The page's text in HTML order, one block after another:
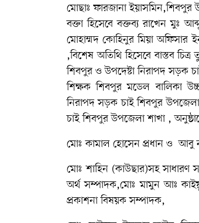
মোছাঃ ফারজানা ইয়াসমিন,শিবপুর
বক্তা হিসেবে বক্তব্য রাখেন মুঃ
মোহাম্মদ কোহিনুর মিয়া অফিসার
,বিশেষ অতিথি হিসেবে বাস্তব
শিবপুর ও উপদেষ্টা নিরাপদ সড়ক
শিক্ষক শিবপুর মডেল বালিকা
নিরাপদ সড়ক চাই শিবপুর
চাই শিবপুর উপজেলা শাখা ,
মোঃ কামাল হোসেন প্রধান ও আবু
মোঃ শাহিন (কাউছার)সহ সাধারণ
অর্থ সম্পাদক,মোঃ মামুন আঃ
প্রকাশনা বিষয়ক সম্পাদক,